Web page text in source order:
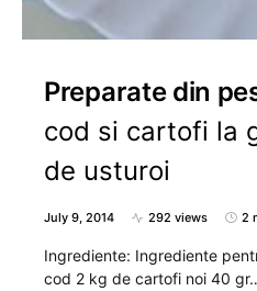
Preparate din
cod si cartofi la
de usturoi
July 9, 2014 292 views 2
Ingrediente: Ingrediente
cod 2 kg de cartofi noi 40